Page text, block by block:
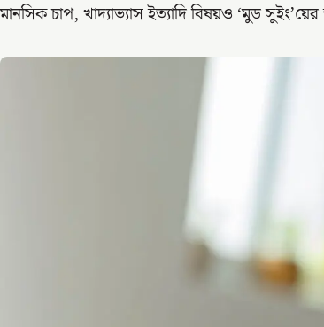
মানসিক চাপ, খাদ্যাভ্যাস ইত্যাদি বিষয়ও ‘মুড